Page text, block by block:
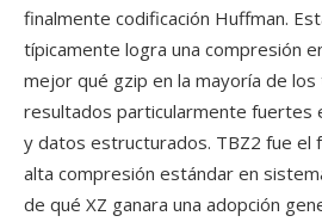
finalmente codificación Huffman.
típicamente logra una compresión
mejor qué gzip en la mayoría de
resultados particularmente fuertes
y datos estructurados. TBZ2 fue el
alta compresión estándar en
de qué XZ ganara una adopción